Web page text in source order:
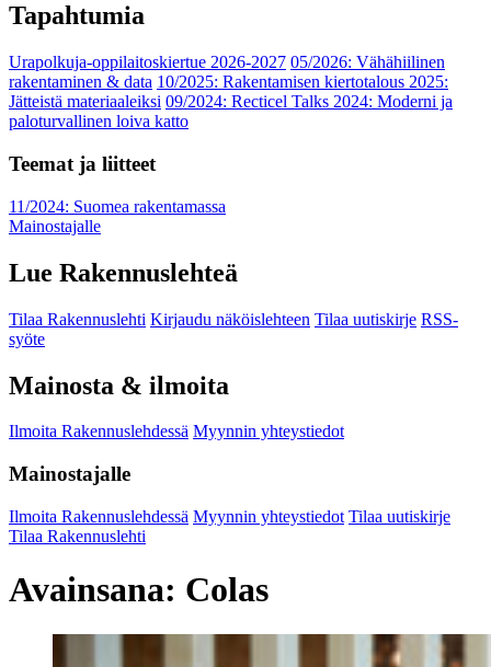
Tapahtumia
Urapolkuja-oppilaitoskiertue 2026-2027 05/2026: Vähähiilinen
rakentaminen & data 10/2025: Rakentamisen kiertotalous 2025:
Jätteistä materiaaleiksi 09/2024: Recticel Talks 2024: Moderni ja
paloturvallinen loiva katto
Teemat ja liitteet
11/2024: Suomea rakentamassa
Mainostajalle
Lue Rakennuslehteä
Tilaa Rakennuslehti Kirjaudu näköislehteen Tilaa uutiskirje RSS-
syöte
Mainosta & ilmoita
Ilmoita Rakennuslehdessä Myynnin yhteystiedot
Mainostajalle
Ilmoita Rakennuslehdessä Myynnin yhteystiedot Tilaa uutiskirje
Tilaa Rakennuslehti
Avainsana: Colas